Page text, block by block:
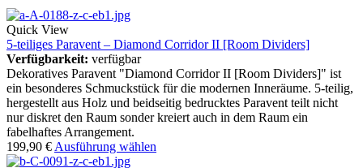
Quick View
5-teiliges Paravent – Diamond Corridor II [Room Dividers]
Verfügbarkeit: verfügbar
Dekoratives Paravent "Diamond Corridor II [Room Dividers]" ist
ein besonderes Schmuckstück für die modernen Inneräume. 5-teilig,
hergestellt aus Holz und beidseitig bedrucktes Paravent teilt nicht
nur diskret den Raum sonder kreiert auch in dem Raum ein
fabelhaftes Arrangement.
199,90 € Ausführung wählen